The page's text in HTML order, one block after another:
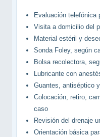
Evaluación telefónica
Visita a domicilio del
Material estéril y
Sonda Foley, según
Bolsa recolectora,
Lubricante con
Guantes, antiséptico
Colocación, retiro,
caso
Revisión del drenaje
Orientación básica